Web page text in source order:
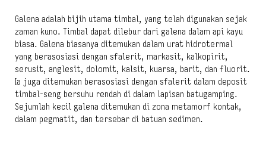
Galena adalah bijih utama timbal, yang telah digunakan sejak
zaman kuno. Timbal dapat dilebur dari galena dalam api kayu
biasa. Galena biasanya ditemukan dalam urat hidrotermal
yang berasosiasi dengan sfalerit, markasit, kalkopirit,
serusit, anglesit, dolomit, kalsit, kuarsa, barit, dan fluorit.
Ia juga ditemukan berasosiasi dengan sfalerit dalam deposit
timbal-seng bersuhu rendah di dalam lapisan batugamping.
Sejumlah kecil galena ditemukan di zona metamorf kontak,
dalam pegmatit, dan tersebar di batuan sedimen.